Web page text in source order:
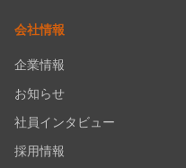
会社情報
企業情報
お知らせ
社員インタビュー
採用情報